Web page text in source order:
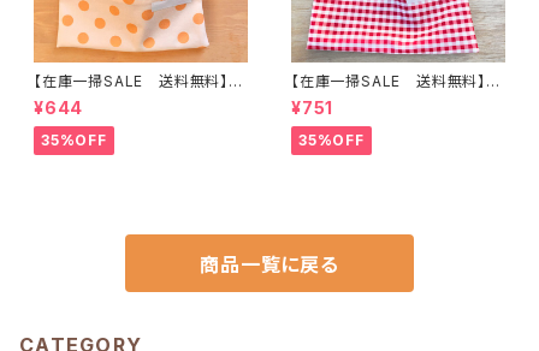
【在庫一掃SALE 送料無料】巾
着袋(中)☆30×23cm 【ウサギ・
クマ・ゾウ・アニマル柄】 ★KC.5
5｜通園通学用のかわいい巾着
袋や入園オーダーHoshizora
¥644
35%OFF
【在庫一掃SALE 送料無料】巾
着袋(中)☆31×23cm ピンク【う
さぎ・バンビ・レトロアニマル柄】
★KC.6364 裏地付き 動物
女の子｜通園通学用のかわいい
¥751
35%OFF
商品一覧に戻る
CATEGORY